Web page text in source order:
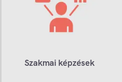
Szakmai képzések